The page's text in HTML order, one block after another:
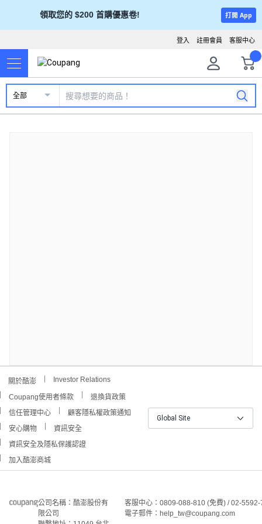
領取您的 $200 首購優惠卷! 打開 App
客服中心
註冊會員
登入
全部
關於酷澎 Investor Relations
Coupang使用者條款
退換貨政策
信任管理中心
顧客隱私權政策通知
安心購物
資訊安全
資訊安全及隱私保護認證
加入酷澎商城
Global Site
公司名稱：酷澎股份有
限公司
客服中心：0809-088-810 (免費) / 02-
電子郵件：help_tw@coupang.com